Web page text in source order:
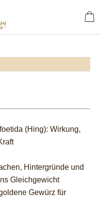
Gleichgewicht